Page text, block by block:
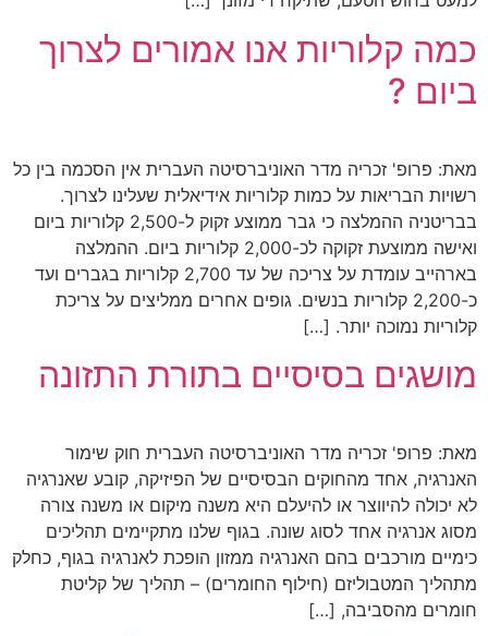
כמה קלוריות אנו אמורים לצרוך
ביום ?
מאת: פרופ' זכריה מדר האוניברסיטה העברית אין הסכמה בין כל
רשויות הבריאות על כמות קלוריות אידיאלית שעלינו לצרוך.
בבריטניה ההמלצה כי גבר ממוצע זקוק ל-2,500 קלוריות ביום
ואישה ממוצעת זקוקה לכ-2,000 קלוריות ביום. ההמלצה
בארהייב עומדת על צריכה של עד 2,700 קלוריות בגברים ועד
כ-2,200 קלוריות בנשים. גופים אחרים ממליצים על צריכת
קלוריות נמוכה יותר. […]
מושגים בסיסיים בתורת התזונה
מאת: פרופ' זכריה מדר האוניברסיטה העברית חוק שימור
האנרגיה, אחד מהחוקים הבסיסיים של הפיזיקה, קובע שאנרגיה
לא יכולה להיווצר או להיעלם היא משנה מיקום או משנה צורה
מסוג אנרגיה אחד לסוג שונה. בגוף שלנו מתקיימים תהליכים
כימיים מורכבים בהם האנרגיה ממזון הופכת לאנרגיה בגוף, כחלק
מתהליך המטבוליזם (חילוף החומרים) – תהליך של קליטת
חומרים מהסביבה, […]